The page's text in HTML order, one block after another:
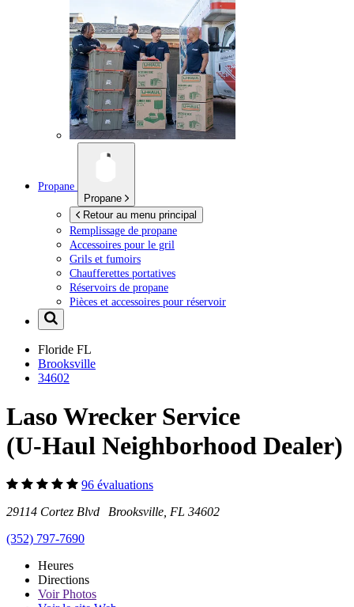
Propane
Propane
Retour au menu principal
Remplissage de propane
Accessoires pour le gril
Grils et fumoirs
Chaufferettes portatives
Réservoirs de propane
Pièces et accessoires pour réservoir
Floride FL
Brooksville
34602
Laso Wrecker Service
(U-Haul Neighborhood Dealer)
96 évaluations
29114 Cortez Blvd Brooksville, FL 34602
(352) 797-7690
Heures
Directions
VoirPhotos